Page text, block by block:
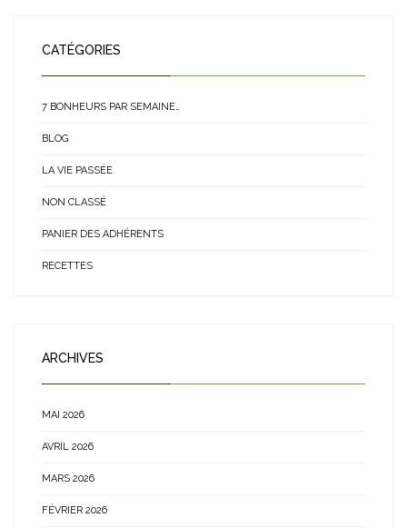
CATÉGORIES
7 BONHEURS PAR SEMAINE…
BLOG
LA VIE PASSÉE
NON CLASSÉ
PANIER DES ADHÉRENTS
RECETTES
ARCHIVES
MAI 2026
AVRIL 2026
MARS 2026
FÉVRIER 2026